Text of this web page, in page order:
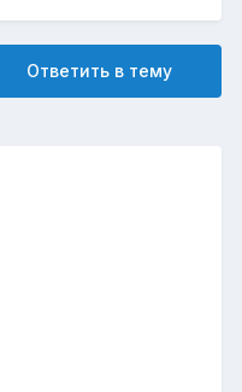
Ответить в тему